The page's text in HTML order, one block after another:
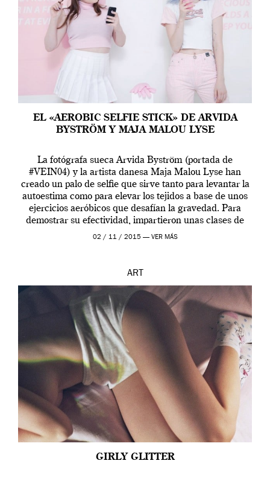
EL «AEROBIC SELFIE STICK» DE ARVIDA
BYSTRÖM Y MAJA MALOU LYSE
La fotógrafa sueca Arvida Byström (portada de
#VEIN04) y la artista danesa Maja Malou Lyse han
creado un palo de selfie que sirve tanto para levantar la
autoestima como para elevar los tejidos a base de unos
ejercicios aeróbicos que desafían la gravedad. Para
demostrar su efectividad, impartieron unas clases de
prueba en el Tate […]
02 / 11 / 2015 — VER MÁS
ART
GIRLY GLITTER